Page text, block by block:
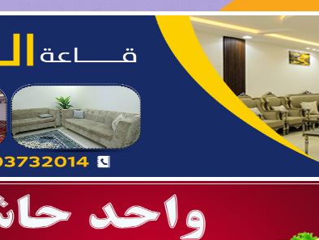
الشمري يحتفل بزواج ابنه “فواز”
19.4 مليون ريال (+47%)